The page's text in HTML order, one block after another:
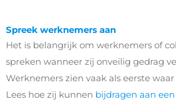
Spreek werknemers aan
Het is belangrijk om werknemers of
spreken wanneer zij onveilig gedrag
Werknemers zien vaak als eerste waar
Lees hoe zij kunnen bijdragen aan